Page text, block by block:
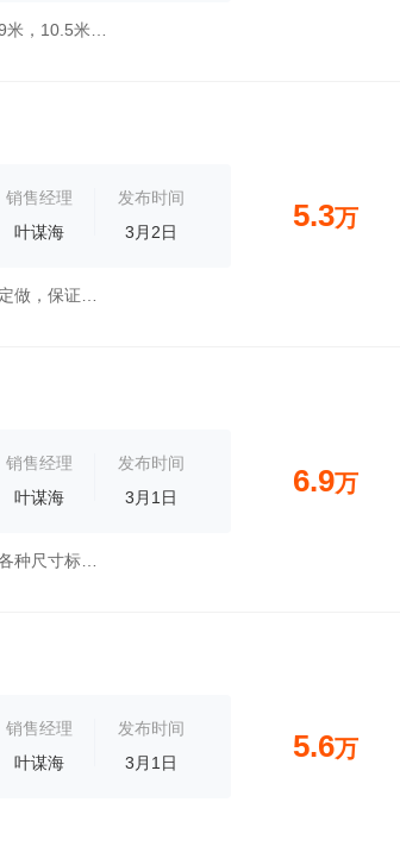
销售经理
叶谋海
发布时间
3月2日
5.3万
销售经理
叶谋海
发布时间
3月1日
6.9万
销售经理
叶谋海
发布时间
3月1日
5.6万